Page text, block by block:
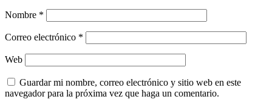
Nombre *
Correo electrónico *
Web
Guardar mi nombre, correo electrónico y sitio web en este
navegador para la próxima vez que haga un comentario.